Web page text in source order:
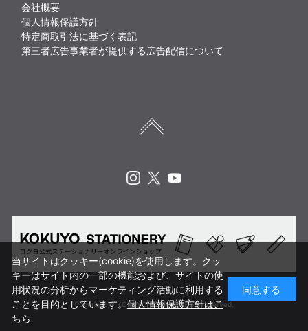
会社概要
個人情報保護方針
特定商取引法に基づく表記
第三者広告事業者が提供する広告配信について
Copyright © KOKUYO CORP. All rights reserved.
当サイトはクッキー(cookie)を使用します。クッ
キーはサイト内の一部の機能および、サイトの使
用状況の分析からマーケティング活動に利用する
ことを目的としています。個人情報保護方針はこ
ちら
同意する